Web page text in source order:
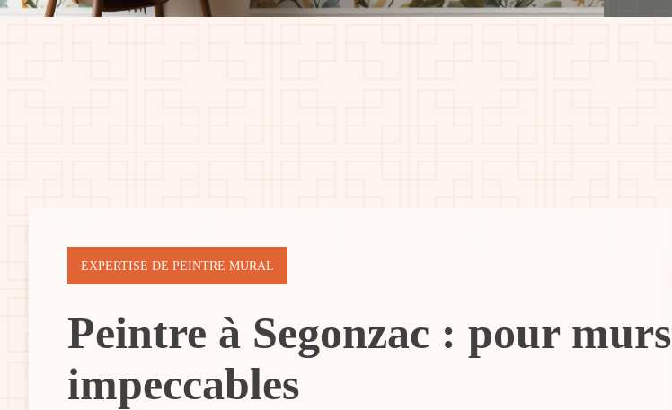
EXPERTISE DE PEINTRE MURAL
Peintre à Segonzac : pour murs
impeccables